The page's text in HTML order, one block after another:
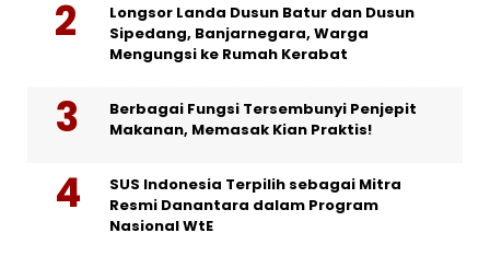
Longsor Landa Dusun Batur dan Dusun
Sipedang, Banjarnegara, Warga
Mengungsi ke Rumah Kerabat
Berbagai Fungsi Tersembunyi Penjepit
Makanan, Memasak Kian Praktis!
SUS Indonesia Terpilih sebagai Mitra
Resmi Danantara dalam Program
Nasional WtE